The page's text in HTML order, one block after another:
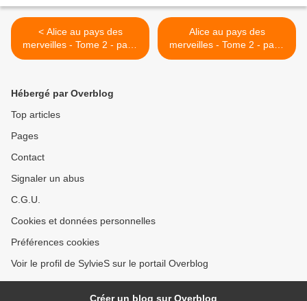
< Alice au pays des
merveilles - Tome 2 - page
15
Alice au pays des
merveilles - Tome 2 - page
17 >
Hébergé par Overblog
Top articles
Pages
Contact
Signaler un abus
C.G.U.
Cookies et données personnelles
Préférences cookies
Voir le profil de SylvieS sur le portail Overblog
Créer un blog sur Overblog